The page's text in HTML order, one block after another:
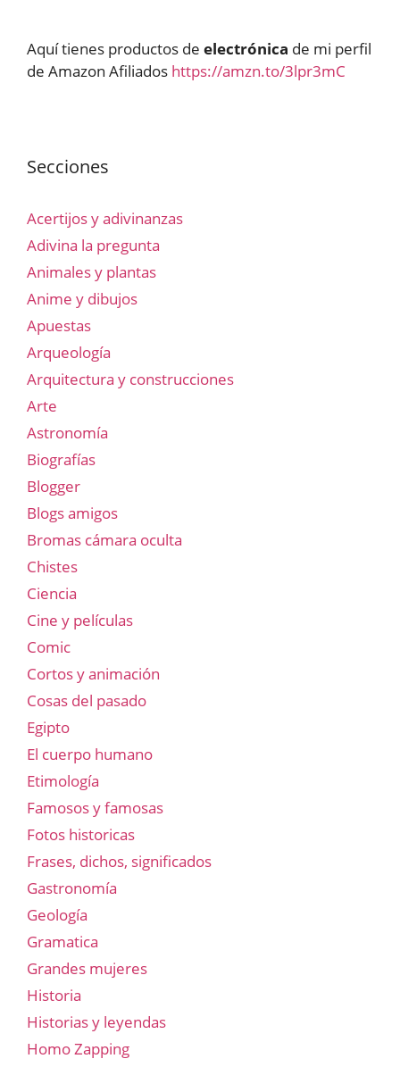
Aquí tienes productos de electrónica de mi perfil
de Amazon Afiliados https://amzn.to/3lpr3mC
Secciones
Acertijos y adivinanzas
Adivina la pregunta
Animales y plantas
Anime y dibujos
Apuestas
Arqueología
Arquitectura y construcciones
Arte
Astronomía
Biografías
Blogger
Blogs amigos
Bromas cámara oculta
Chistes
Ciencia
Cine y películas
Comic
Cortos y animación
Cosas del pasado
Egipto
El cuerpo humano
Etimología
Famosos y famosas
Fotos historicas
Frases, dichos, significados
Gastronomía
Geología
Gramatica
Grandes mujeres
Historia
Historias y leyendas
Homo Zapping